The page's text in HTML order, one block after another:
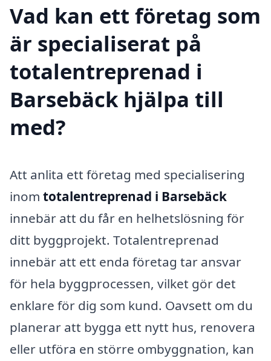
Vad kan ett företag som
är specialiserat på
totalentreprenad i
Barsebäck hjälpa till
med?
Att anlita ett företag med specialisering
inom totalentreprenad i Barsebäck
innebär att du får en helhetslösning för
ditt byggprojekt. Totalentreprenad
innebär att ett enda företag tar ansvar
för hela byggprocessen, vilket gör det
enklare för dig som kund. Oavsett om du
planerar att bygga ett nytt hus, renovera
eller utföra en större ombyggnation, kan